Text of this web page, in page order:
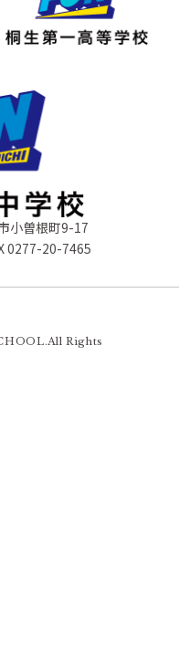
小曽根町9-17
0277-20-7465
Rights